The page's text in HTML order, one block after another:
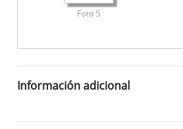
Foto 5
Información adicional